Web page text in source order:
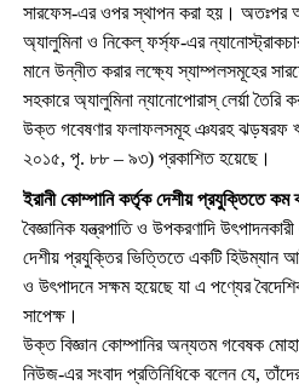
সারফেস-এর ওপর স্থাপন করা হয়। অতঃপর
অ্যালুমিনা ও নিকেল্ ফর্স্ফ-এর
মানে উন্নীত করার লক্ষ্যে স্যাম্পলসমূহের
সহকারে অ্যালুমিনা ন্যানোপোরাস্ লের্য়া তৈরি
উক্ত গবেষণার ফলাফলসমূহ ঞযরহ ঝড়ষরফ
২০১৫, পৃ. ৮৮ – ৯৩) প্রকাশিত হয়েছে।
ইরানী কোম্পানি কর্তৃক দেশীয় প্রযুক্তিতে কম
বৈজ্ঞানিক যন্ত্রপাতি ও উপকরণাদি
দেশীয় প্রযুক্তির ভিত্তিতে একটি হিউম্যান
ও উৎপাদনে সক্ষম হয়েছে যা এ পণ্যের
সাপেক্ষ।
উক্ত বিজ্ঞান কোম্পানির অন্যতম গবেষক
নিউজ-এর সংবাদ প্রতিনিধিকে বলেন যে,